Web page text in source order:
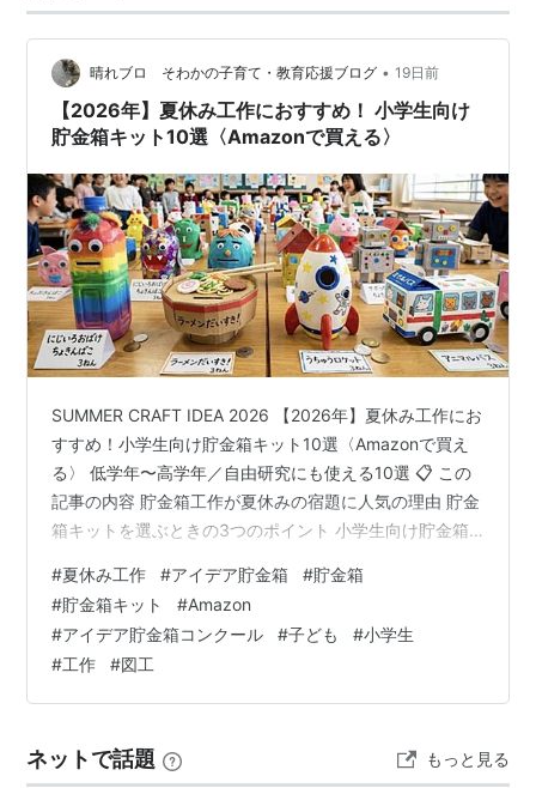
晴れブロ そわかの子育て・教育応援ブログ • 19日前
【2026年】夏休み工作におすすめ！ 小学生向け
貯金箱キット10選〈Amazonで買える〉
SUMMER CRAFT IDEA 2026 【2026年】夏休み工作にお
すすめ！小学生向け貯金箱キット10選〈Amazonで買え
る〉 低学年〜高学年／自由研究にも使える10選 📋 この
記事の内容 貯金箱工作が夏休みの宿題に人気の理由 貯金
箱キットを選ぶときの3つのポイント 小学生向け貯金箱
の工作・自由研究の定番といえば「貯金箱づくり」。木
製キットやダンボールキットを使えば、道具が少なくて
も小学生ひとりで（または保護者と一緒に）完成させる
ことができ、しかも作った後は実際に使えるという実用
性も魅力です。絵日記やポスターと違って形に残るた
#夏休み工作 #アイデア貯金箱 #貯金箱
#貯金箱キット #Amazon
#アイデア貯金箱コンクール #子ども #小学生
#工作 #図工
ネットで話題 もっと見る